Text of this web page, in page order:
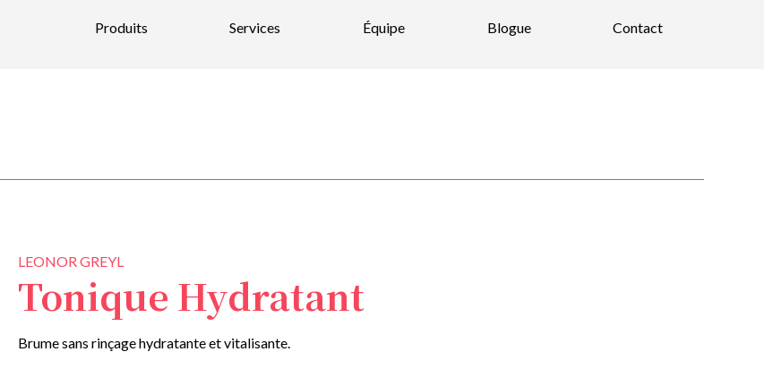
Produits
Bougies et parfums d’intérieurs
Soins pour hommes
Soins pour les cheveux
Services Équipe Blogue Contact
LEONOR GREYL
Tonique Hydratant
Brume sans rinçage hydratante et vitalisante.